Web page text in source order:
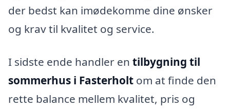
der bedst kan imødekomme dine ønsker
og krav til kvalitet og service.
I sidste ende handler en tilbygning til
sommerhus i Fasterholt om at finde den
rette balance mellem kvalitet, pris og